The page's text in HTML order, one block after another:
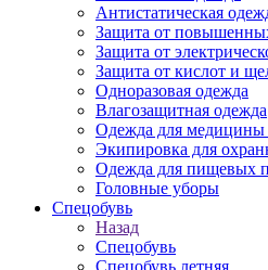
Антистатическая
Защита от
Защита от
Защита от кислот и
Одноразовая одежда
Влагозащитная одежда
Одежда для медицины
Экипировка для
Одежда для пищевых
Головные уборы
Спецобувь
Назад
Спецобувь
Спецобувь летняя